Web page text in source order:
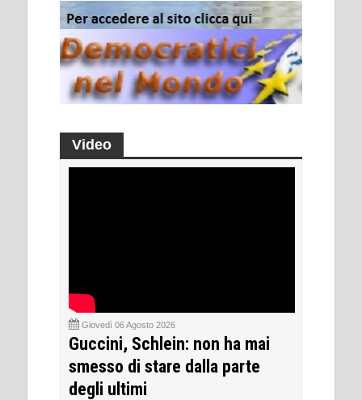
Video
Giovedì 06 Agosto 2026
Guccini, Schlein: non ha mai
smesso di stare dalla parte
degli ultimi